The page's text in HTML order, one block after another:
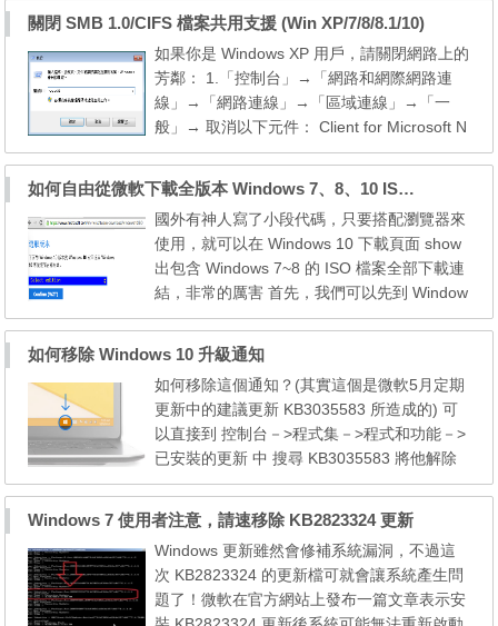
用登錄檔，可以下載及合併此登錄檔即可。
下載→ [Right click to install CAB.zip] 使用右
鍵安裝登錄檔內容： 取消右鍵安裝登錄檔內
容： 注意：如果有安裝 7-Zip / WinRAR 等壓
縮及解壓縮...
關閉 SMB 1.0/CIFS 檔案共用支援 (Win XP/7/8/8.1/10)
如果你是 Windows XP 用戶，請關閉網路上的
芳鄰： 1.「控制台」→「網路和網際網路連
線」→「網路連線」→「區域連線」→「一
般」→ 取消以下元件： Client for Microsoft N
etworks File and Printer Sharing for Microsof
連線」→「網路連線」→「區域連線」→「一
般」→「Internet Protocol(TCP/IP)」→「內
容」→「進階」→「WINS」→ 停用[NetBIOS
over TCP/IP] 3.「控制台...
如何自由從微軟下載全版本 Windows 7、8、10 ISO 檔案？
國外有神人寫了小段代碼，只要搭配瀏覽器來
使用，就可以在 Windows 10 下載頁面 show
出包含 Windows 7~8 的 ISO 檔案全部下載連
結，非常的厲害 首先，我們可以先到 Window
s 10 的下載頁面 中文下載頁：https://www.mi
ws10ISO (貌似已失效要先登錄才能下載) 英
文下載頁：https://www.microsoft.com/en-us/
software-download/techbench (還能夠下載，
23/02/2016...
如何移除 Windows 10 升級通知
如何移除這個通知？(其實這個是微軟5月定期
更新中的建議更新 KB3035583 所造成的) 可
以直接到 控制台－>程式集－>程式和功能－>
已安裝的更新 中 搜尋 KB3035583 將他解除
安裝即可，如下圖 以下就是另外發現的狀況..
這是一個執行中的程式，可以透過工作管理員
關閉(需系統管理員權限) 刪除方法 １．執行c
md ２．鍵入以下指令 taskkill /f /im GWX.exe
taskkill /f /im GWXUX.exe cd/d C:\Wind...
Windows 7 使用者注意，請速移除 KB2823324 更新
Windows 更新雖然會修補系統漏洞，不過這
次 KB2823324 的更新檔可就會讓系統產生問
題了！微軟在官方網站上發布一篇文章表示安